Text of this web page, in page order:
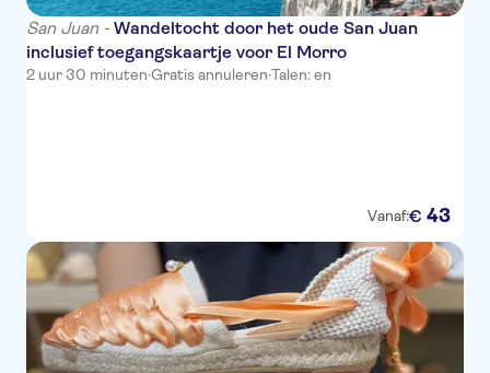
San Juan -Wandeltocht door het oude San Juan
inclusief toegangskaartje voor El Morro
2 uur 30 minuten·Gratis annuleren·Talen: en
Vanaf:€ 43